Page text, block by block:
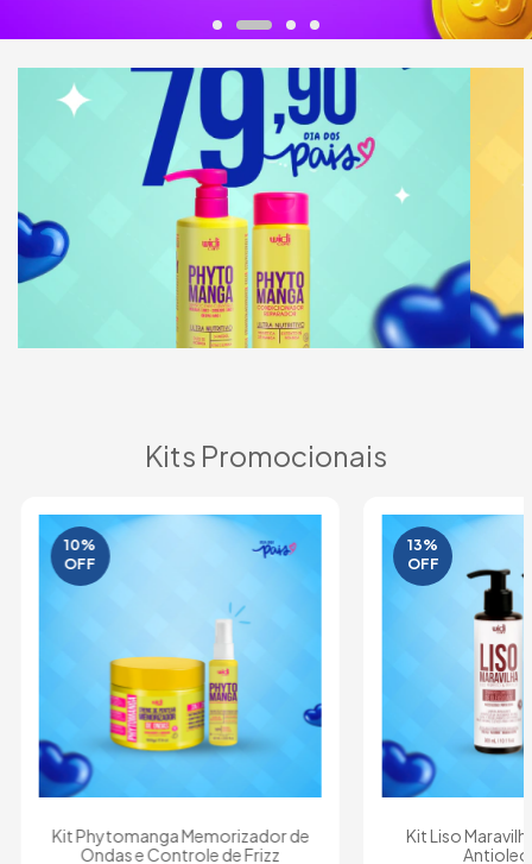
Kits Promocionais
10%
OFF
Kit Phytomanga Memorizador de
Ondas e Controle de Frizz
13%
OFF
Kit Liso